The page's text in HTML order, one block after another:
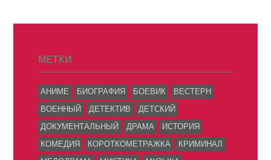
МЕТКИ
АНИМЕ БИОГРАФИЯ БОЕВИК
ВЕСТЕРН
ВОЕННЫЙ
ДЕТЕКТИВ
ДЕТСКИЙ
ДОКУМЕНТАЛЬНЫЙ
ДРАМА
ИСТОРИЯ
КОМЕДИЯ
КОРОТКОМЕТРАЖКА
КРИМИНАЛ